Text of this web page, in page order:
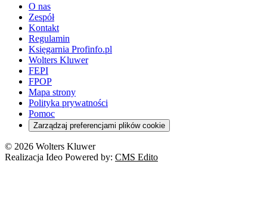
O nas
Zespół
Kontakt
Regulamin
Księgarnia Profinfo.pl
Wolters Kluwer
FEPI
FPOP
Mapa strony
Polityka prywatności
Pomoc
Zarządzaj preferencjami plików cookie
© 2026 Wolters Kluwer
Realizacja Ideo Powered by: CMS Edito